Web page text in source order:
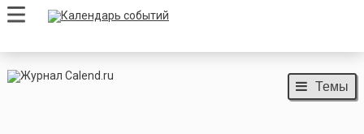
Темы